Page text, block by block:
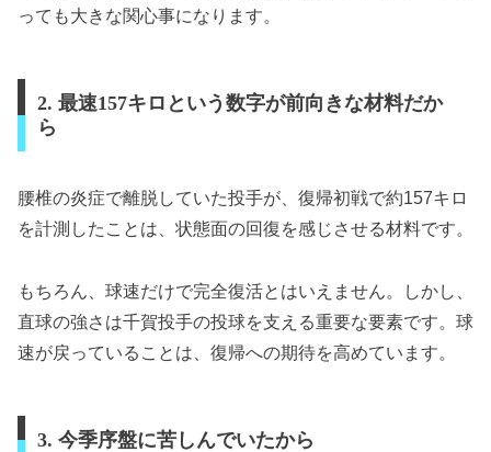
っても大きな関心事になります。
2. 最速157キロという数字が前向きな材料だか
ら
腰椎の炎症で離脱していた投手が、復帰初戦で約157キロ
を計測したことは、状態面の回復を感じさせる材料です。
もちろん、球速だけで完全復活とはいえません。しかし、
直球の強さは千賀投手の投球を支える重要な要素です。球
速が戻っていることは、復帰への期待を高めています。
3. 今季序盤に苦しんでいたから